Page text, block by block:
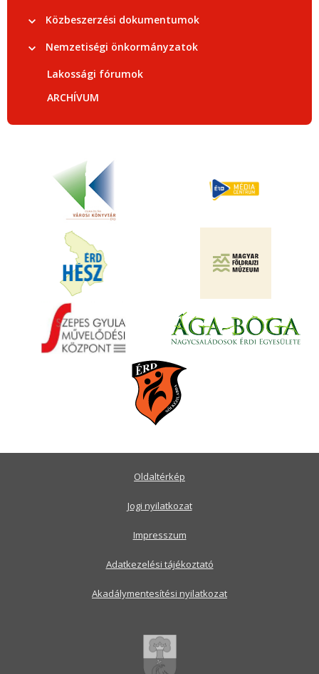
Közbeszerzési dokumentumok
Nemzetiségi önkormányzatok
Lakossági fórumok
ARCHÍVUM
Oldaltérkép
Jogi nyilatkozat
Impresszum
Adatkezelési tájékoztató
Akadálymentesítési nyilatkozat